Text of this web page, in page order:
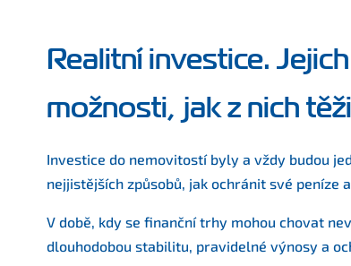
Realitní investice.
možnosti, jak z nich
Investice do nemovitostí byly a vždy budou
nejjistějších způsobů, jak ochránit své peníze
V době, kdy se finanční trhy mohou chovat
dlouhodobou stabilitu, pravidelné výnosy a